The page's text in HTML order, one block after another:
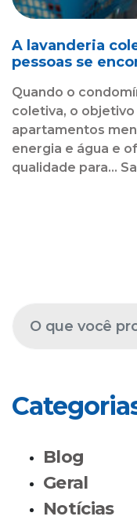
A lavanderia
pessoas se
Quando o
coletiva, o
apartamentos
energia e água e
qualidade para...
Blog
Geral
Notícias